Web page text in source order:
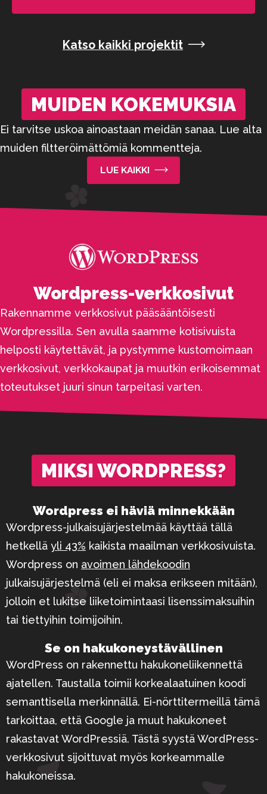
Katso kaikki projektit
MUIDEN KOKEMUKSIA
Ei tarvitse uskoa ainoastaan meidän sanaa. Lue alta
muiden filtteröimättömiä kommentteja.
LUE KAIKKI
Wordpress-verkkosivut
Rakennamme verkkosivut pääsääntöisesti
Wordpressilla. Sen avulla saamme kotisivuista
helposti käytettävät, ja pystymme kustomoimaan
verkkosivut, verkkokaupat ja muutkin erikoisemmat
toteutukset juuri sinun tarpeitasi varten.
MIKSI WORDPRESS?
Wordpress ei häviä minnekkään
Wordpress-julkaisujärjestelmää käyttää tällä
hetkellä yli 43% kaikista maailman verkkosivuista.
Wordpress on avoimen lähdekoodin
julkaisujärjestelmä (eli ei maksa erikseen mitään),
jolloin et lukitse liiketoimintaasi lisenssimaksuihin
tai tiettyihin toimijoihin.
Se on hakukone­ystävällinen
WordPress on rakennettu hakukoneliikennettä
ajatellen. Taustalla toimii korkealaatuinen koodi
semanttisella merkinnällä. Ei-nörttitermeillä tämä
tarkoittaa, että Google ja muut hakukoneet
rakastavat WordPressiä. Tästä syystä WordPress-
verkkosivut sijoittuvat myös korkeammalle
hakukoneissa.